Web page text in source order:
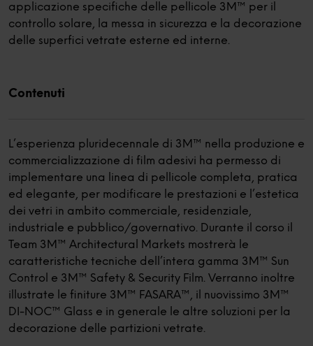
applicazione specifiche delle pellicole 3M™ per il
controllo solare, la messa in sicurezza e la decorazione
delle superfici vetrate esterne ed interne.
Contenuti
L’esperienza pluridecennale di 3M™ nella produzione e
commercializzazione di film adesivi ha permesso di
implementare una linea di pellicole completa, pratica
ed elegante, per modificare le prestazioni e l’estetica
dei vetri in ambito commerciale, residenziale,
industriale e pubblico/governativo. Durante il corso il
Team 3M™ Architectural Markets mostrerà le
caratteristiche tecniche dell’intera gamma 3M™ Sun
Control e 3M™ Safety & Security Film. Verranno inoltre
illustrate le finiture 3M™ FASARA™, il nuovissimo 3M™
DI-NOC™ Glass e in generale le altre soluzioni per la
decorazione delle partizioni vetrate.